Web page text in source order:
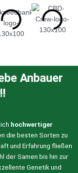
auf
der
Anbauer
hochwertiger
die besten Sorten zu
und Erfahrung fließen
der Samen bis hin zur
Genetik und